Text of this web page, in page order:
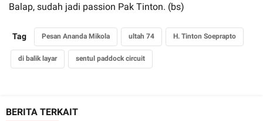
Balap, sudah jadi passion Pak Tinton. (bs)
Tag Pesan Ananda Mikola ultah 74 H. Tinton Soeprapto
di balik layar sentul paddock circuit
BERITA TERKAIT